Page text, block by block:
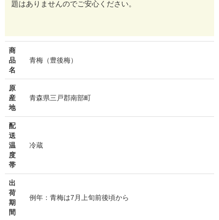
題はありませんのでご安心ください。
商
品
名
青梅（豊後梅）
原
産
地
青森県三戸郡南部町
配
送
温
度
帯
冷蔵
出
荷
期
間
例年：青梅は7月上旬前後頃から